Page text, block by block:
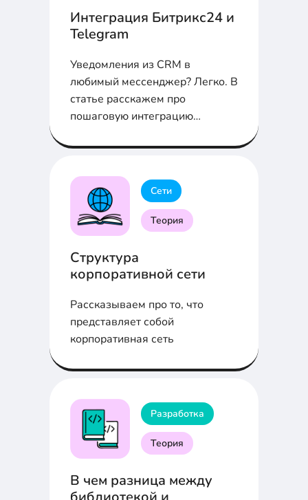
Интеграция Битрикс24 и
Telegram
Уведомления из CRM в
любимый мессенджер? Легко. В
статье расскажем про
пошаговую интеграцию
Webhook...
Сети
Теория
Структура
корпоративной сети
Рассказываем про то, что
представляет собой
корпоративная сеть
Разработка
Теория
В чем разница между